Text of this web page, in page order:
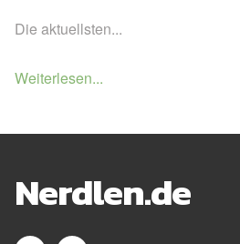
Die aktuellsten...
Weiterlesen...
Nerdlen.de